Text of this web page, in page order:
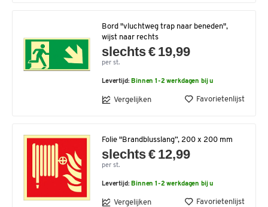
Bord "vluchtweg trap naar beneden",
wijst naar rechts
slechts € 19,99
per st.
Levertijd:Binnen 1-2 werkdagen bij u
Vergelijken Favorietenlijst
Folie "Brandblusslang”, 200 x 200 mm
slechts € 12,99
per st.
Levertijd:Binnen 1-2 werkdagen bij u
Vergelijken Favorietenlijst